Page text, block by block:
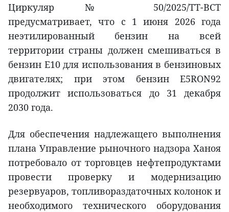
Циркуляр № 50/2025/TT-BCT
предусматривает, что с 1 июня 2026 года
неэтилированный бензин на всей
территории страны должен смешиваться в
бензин E10 для использования в бензиновых
двигателях; при этом бензин E5RON92
продолжит использоваться до 31 декабря
2030 года.
Для обеспечения надлежащего выполнения
плана Управление рыночного надзора Ханоя
потребовало от торговцев нефтепродуктами
провести проверку и модернизацию
резервуаров, топливораздаточных колонок и
необходимого технического оборудования